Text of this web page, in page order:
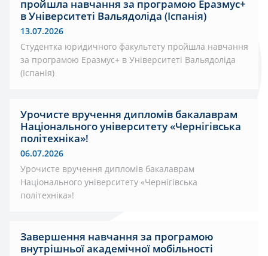
пройшла навчання за програмою Еразмус+
в Університеті Вальядоліда (Іспанія)
13.07.2026
Студентка юридичного факультету пройшла навчання
за програмою Еразмус+ в Університеті Вальядоліда
(Іспанія)
Урочисте вручення дипломів бакалаврам
Національного університету «Чернігівська
політехніка»!
06.07.2026
Урочисте вручення дипломів бакалаврам
Національного університету «Чернігівська
політехніка»!
Завершення навчання за програмою
внутрішньої академічної мобільності